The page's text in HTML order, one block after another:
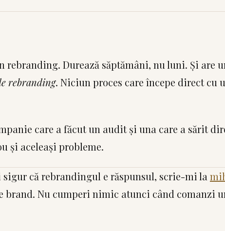
Durează săptămâni, nu luni. Și are
rebranding. Niciun proces care începe direct cu
care a făcut un audit și una care a sărit
și aceleași probleme.
că rebrandingul e răspunsul, scrie-mi la
brand. Nu cumperi nimic atunci când comanzi